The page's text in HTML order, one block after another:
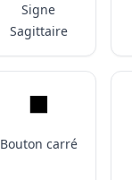
Signe
Sagittaire
⏹️
Bouton carré